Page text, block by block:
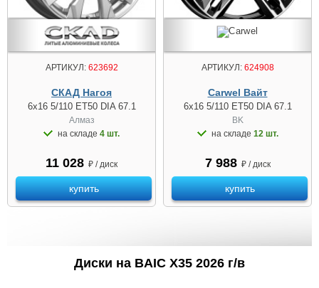
АРТИКУЛ:623692
СКАД Нагоя
6x16 5/110 ET50 DIA 67.1
Алмаз
на складе 4 шт.
11 028 ₽ / диск
купить
АРТИКУЛ:624908
Carwel Вайт
6x16 5/110 ET50 DIA 67.1
BK
на складе 12 шт.
7 988 ₽ / диск
купить
Диски на BAIC X35 2026 г/в